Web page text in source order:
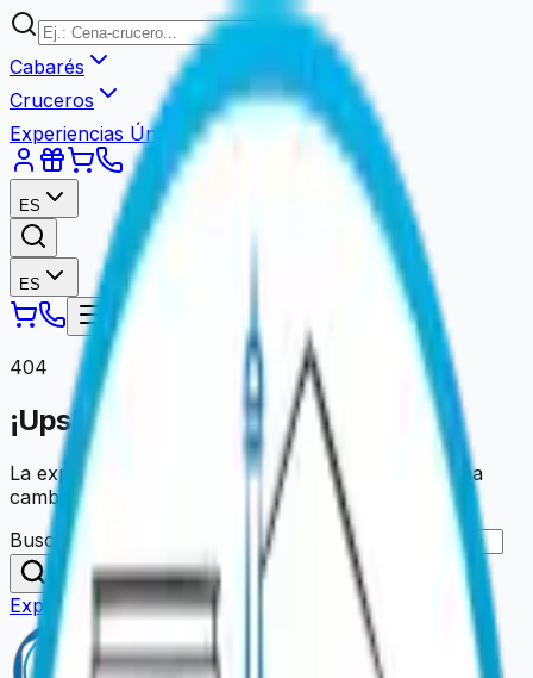
Cabarés
Cruceros
Experiencias Únicas
ES
ES
404
¡Ups! Página no encontrada.
La experiencia que busca ya no está disponible o ha
cambiado de dirección.
Buscar una actividad o lugar…
Buscar
Explorar nuestras ofertas